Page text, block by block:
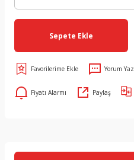
Sepete Ekle
Yorum Yaz
Fiyatı Alarmı Paylaş